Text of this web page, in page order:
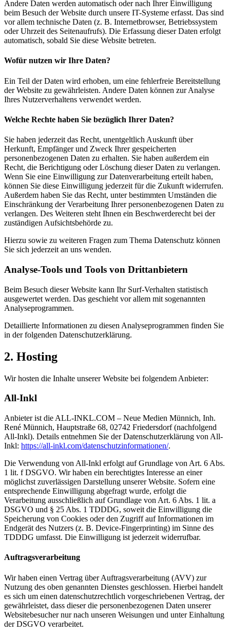
Andere Daten werden automatisch oder nach Ihrer Einwilligung
beim Besuch der Website durch unsere IT-Systeme erfasst. Das sind
vor allem technische Daten (z. B. Internetbrowser, Betriebssystem
oder Uhrzeit des Seitenaufrufs). Die Erfassung dieser Daten erfolgt
automatisch, sobald Sie diese Website betreten.
Wofür nutzen wir Ihre Daten?
Ein Teil der Daten wird erhoben, um eine fehlerfreie Bereitstellung
der Website zu gewährleisten. Andere Daten können zur Analyse
Ihres Nutzerverhaltens verwendet werden.
Welche Rechte haben Sie bezüglich Ihrer Daten?
Sie haben jederzeit das Recht, unentgeltlich Auskunft über
Herkunft, Empfänger und Zweck Ihrer gespeicherten
personenbezogenen Daten zu erhalten. Sie haben außerdem ein
Recht, die Berichtigung oder Löschung dieser Daten zu verlangen.
Wenn Sie eine Einwilligung zur Datenverarbeitung erteilt haben,
können Sie diese Einwilligung jederzeit für die Zukunft widerrufen.
Außerdem haben Sie das Recht, unter bestimmten Umständen die
Einschränkung der Verarbeitung Ihrer personenbezogenen Daten zu
verlangen. Des Weiteren steht Ihnen ein Beschwerderecht bei der
zuständigen Aufsichtsbehörde zu.
Hierzu sowie zu weiteren Fragen zum Thema Datenschutz können
Sie sich jederzeit an uns wenden.
Analyse-Tools und Tools von Dritt­anbietern
Beim Besuch dieser Website kann Ihr Surf-Verhalten statistisch
ausgewertet werden. Das geschieht vor allem mit sogenannten
Analyseprogrammen.
Detaillierte Informationen zu diesen Analyseprogrammen finden Sie
in der folgenden Datenschutzerklärung.
2. Hosting
Wir hosten die Inhalte unserer Website bei folgendem Anbieter:
All-Inkl
Anbieter ist die ALL-INKL.COM – Neue Medien Münnich, Inh.
René Münnich, Hauptstraße 68, 02742 Friedersdorf (nachfolgend
All-Inkl). Details entnehmen Sie der Datenschutzerklärung von All-
Inkl: https://all-inkl.com/datenschutzinformationen/.
Die Verwendung von All-Inkl erfolgt auf Grundlage von Art. 6 Abs.
1 lit. f DSGVO. Wir haben ein berechtigtes Interesse an einer
möglichst zuverlässigen Darstellung unserer Website. Sofern eine
entsprechende Einwilligung abgefragt wurde, erfolgt die
Verarbeitung ausschließlich auf Grundlage von Art. 6 Abs. 1 lit. a
DSGVO und § 25 Abs. 1 TDDDG, soweit die Einwilligung die
Speicherung von Cookies oder den Zugriff auf Informationen im
Endgerät des Nutzers (z. B. Device-Fingerprinting) im Sinne des
TDDDG umfasst. Die Einwilligung ist jederzeit widerrufbar.
Auftragsverarbeitung
Wir haben einen Vertrag über Auftragsverarbeitung (AVV) zur
Nutzung des oben genannten Dienstes geschlossen. Hierbei handelt
es sich um einen datenschutzrechtlich vorgeschriebenen Vertrag, der
gewährleistet, dass dieser die personenbezogenen Daten unserer
Websitebesucher nur nach unseren Weisungen und unter Einhaltung
der DSGVO verarbeitet.